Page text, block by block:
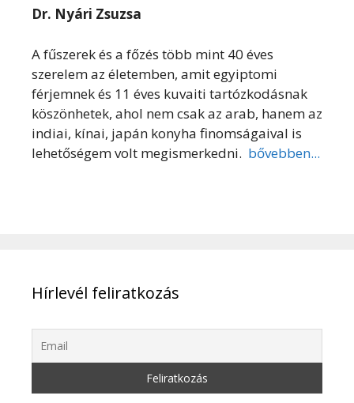
Dr. Nyári Zsuzsa
A fűszerek és a főzés több mint 40 éves
szerelem az életemben, amit egyiptomi
férjemnek és 11 éves kuvaiti tartózkodásnak
köszönhetek, ahol nem csak az arab, hanem az
indiai, kínai, japán konyha finomságaival is
lehetőségem volt megismerkedni. bővebben...
Hírlevél feliratkozás